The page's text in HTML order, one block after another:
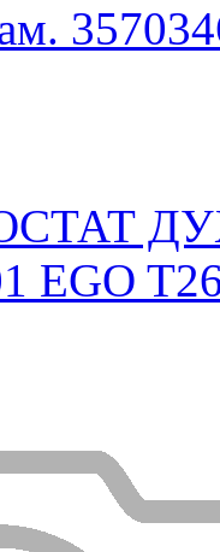
EGO